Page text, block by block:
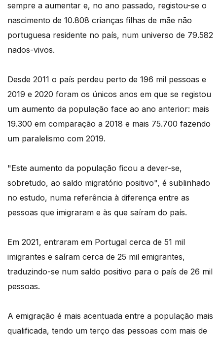
sempre a aumentar e, no ano passado, registou-se o
nascimento de 10.808 crianças filhas de mãe não
portuguesa residente no país, num universo de 79.582
nados-vivos.
Desde 2011 o país perdeu perto de 196 mil pessoas e
2019 e 2020 foram os únicos anos em que se registou
um aumento da população face ao ano anterior: mais
19.300 em comparação a 2018 e mais 75.700 fazendo
um paralelismo com 2019.
"Este aumento da população ficou a dever-se,
sobretudo, ao saldo migratório positivo", é sublinhado
no estudo, numa referência à diferença entre as
pessoas que imigraram e às que saíram do país.
Em 2021, entraram em Portugal cerca de 51 mil
imigrantes e saíram cerca de 25 mil emigrantes,
traduzindo-se num saldo positivo para o país de 26 mil
pessoas.
A emigração é mais acentuada entre a população mais
qualificada, tendo um terço das pessoas com mais de